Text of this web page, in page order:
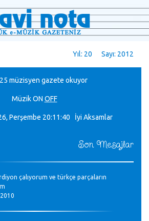
Yıl: 20 Sayı: 2012
müzisyen gazete okuyor
MüzikON OFF
Perşembe 20:11:40 İyi Aksamlar
Son Mesajlar
çalıyorum ve türkçe parçaların